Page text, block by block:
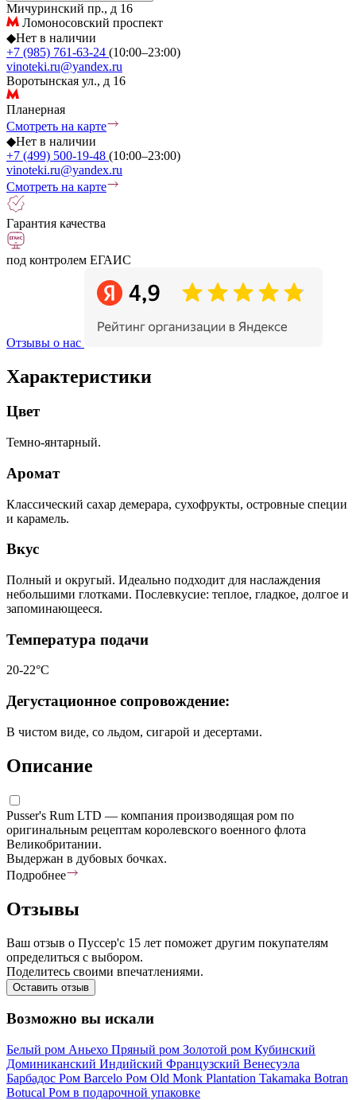
Мичуринский пр., д 16
Ломоносовский проспект
◆Нет в наличии
+7 (985) 761-63-24 (10:00–23:00)
vinoteki.ru@yandex.ru
Воротынская ул., д 16
Планерная
Смотреть на карте
◆Нет в наличии
+7 (499) 500-19-48 (10:00–23:00)
vinoteki.ru@yandex.ru
Смотреть на карте
Гарантия качества
под контролем ЕГАИС
Отзывы о нас
Характеристики
Цвет
Темно-янтарный.
Аромат
Классический сахар демерара, сухофрукты, островные специи
и карамель.
Вкус
Полный и округый. Идеально подходит для наслаждения
небольшими глотками. Послевкусие: теплое, гладкое, долгое и
запоминающееся.
Температура подачи
20-22°С
Дегустационное сопровождение:
В чистом виде, со льдом, сигарой и десертами.
Описание
Pusser's Rum LTD — компания производящая ром по
оригинальным рецептам королевского военного флота
Великобритании.
Выдержан в дубовых бочках.
Подробнее
Отзывы
Ваш отзыв о Пуссер'с 15 лет поможет другим покупателям
определиться с выбором.
Поделитесь своими впечатлениями.
Оставить отзыв
Возможно вы искали
Белый ром Аньехо Пряный ром Золотой ром Кубинский
Доминиканский Индийский Французский Венесуэла
Барбадос Ром Barcelo Ром Old Monk Plantation Takamaka Botran
Botucal Ром в подарочной упаковке